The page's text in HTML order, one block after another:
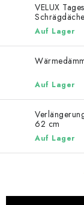
VELUX
Auf Lager
Auf Lager
62 cm
Auf Lager